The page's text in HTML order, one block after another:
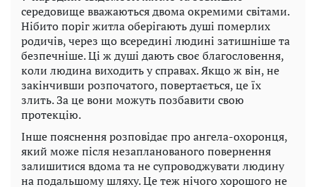
середовище вважаються двома окремими світами.
Нібито поріг житла оберігають душі померлих
родичів, через що всередині людині затишніше та
безпечніше. Ці ж душі дають своє благословення,
коли людина виходить у справах. Якщо ж він, не
закінчивши розпочатого, повертається, це їх
злить. За це вони можуть позбавити свою
протекцію.
Інше пояснення розповідає про ангела-охоронця,
який може після незапланованого повернення
залишитися вдома та не супроводжувати людину
на подальшому шляху. Це теж нічого хорошого не